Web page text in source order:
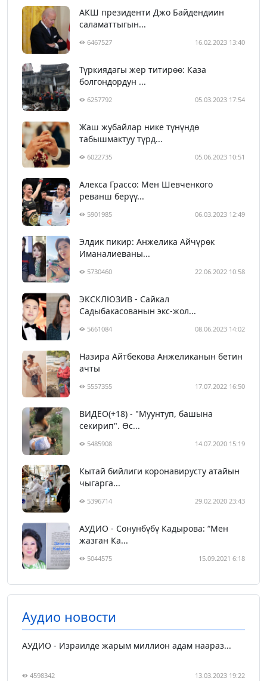
АКШ президенти Джо Байдендиин
саламаттыгын...
6467527 16.02.2023 13:40
Түркиядагы жер титирөө: Каза
болгондордун ...
6257792 05.03.2023 17:54
Жаш жубайлар нике түнүндө
табышмактуу түрд...
6022735 05.06.2023 10:51
Алекса Грассо: Мен Шевченкого
реванш берүү...
5901985 06.03.2023 12:49
Элдик пикир: Анжелика Айчүрөк
Иманалиеваны...
5730460 22.06.2022 10:58
ЭКСКЛЮЗИВ - Сайкал
Садыбакасованын экс-жол...
5661084 08.06.2023 14:02
Назира Айтбекова Анжеликанын бетин
ачты
5557355 17.07.2022 16:50
ВИДЕО(+18) - "Муунтуп, башына
секирип". Өс...
5485908 14.07.2020 15:19
Кытай бийлиги коронавирусту атайын
чыгарга...
5396714 29.02.2020 23:43
АУДИО - Сонунбүбү Кадырова: “Мен
жазган Ка...
5044575 15.09.2021 6:18
Аудио новости
АУДИО - Израилде жарым миллион адам наараз...
4598342 13.03.2023 19:22